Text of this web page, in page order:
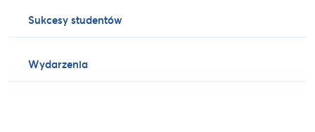
Sukcesy studentów
Wydarzenia